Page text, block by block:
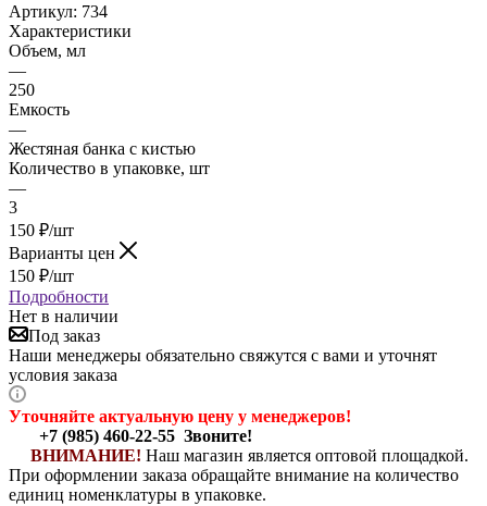
Артикул: 734
Характеристики
Объем, мл
—
250
Емкость
—
Жестяная банка с кистью
Количество в упаковке, шт
—
3
150 ₽/шт
Варианты цен
150 ₽/шт
Подробности
Нет в наличии
Под заказ
Наши менеджеры обязательно свяжутся с вами и уточнят
условия заказа
Уточняйте актуальную цену у менеджеров!
+7 (985) 460-22-55 Звоните!
ВНИМАНИЕ! Наш магазин является оптовой площадкой.
При оформлении заказа обращайте внимание на количество
единиц номенклатуры в упаковке.